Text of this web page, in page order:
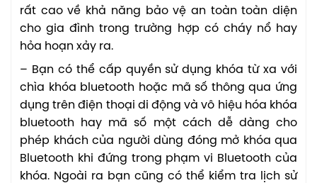
rất cao về khả năng bảo vệ an toàn toàn diện
cho gia đình trong trường hợp có cháy nổ hay
hỏa hoạn xảy ra.
– Bạn có thể cấp quyền sử dụng khóa từ xa với
chìa khóa bluetooth hoặc mã số thông qua ứng
dụng trên điện thoại di động và vô hiệu hóa khóa
bluetooth hay mã số một cách dễ dàng cho
phép khách của người dùng đóng mở khóa qua
Bluetooth khi đứng trong phạm vi Bluetooth của
khóa. Ngoài ra bạn cũng có thể kiểm tra lịch sử